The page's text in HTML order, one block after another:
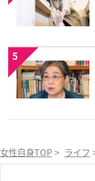
5
女性自身TOP > ライフ